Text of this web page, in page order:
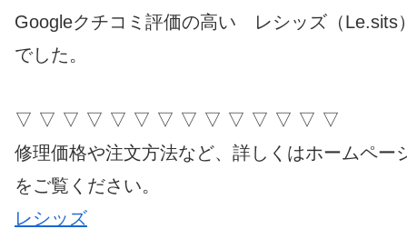
Googleクチコミ評価の高い レシッズ（Le.sits
でした。
▽ ▽ ▽ ▽ ▽ ▽ ▽ ▽ ▽ ▽ ▽ ▽ ▽ ▽
修理価格や注文方法など、詳しくはホームペー
をご覧ください。
レシッズ